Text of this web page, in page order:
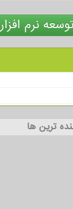
نرم افزار
ترین ها